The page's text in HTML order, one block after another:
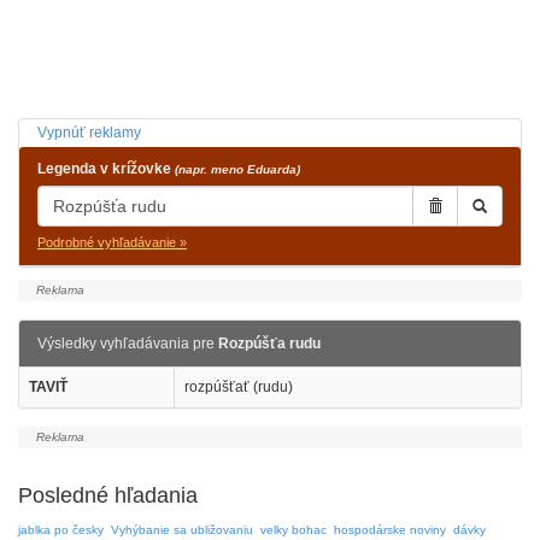
Vypnúť reklamy
Legenda v krížovke (napr. meno Eduarda)
Podrobné vyhľadávanie »
Výsledky vyhľadávania pre Rozpúšťa rudu
TAVIŤ rozpúšťať (rudu)
Posledné hľadania
jablka po česky Vyhýbanie sa ubližovaniu velky bohac hospodárske noviny dávky